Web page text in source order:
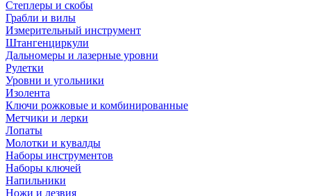
Степлеры и скобы
Грабли и вилы
Измерительный инструмент
Штангенциркули
Дальномеры и лазерные уровни
Рулетки
Уровни и угольники
Изолента
Ключи рожковые и комбинированные
Метчики и лерки
Лопаты
Молотки и кувалды
Наборы инструментов
Наборы ключей
Напильники
Ножи и лезвия